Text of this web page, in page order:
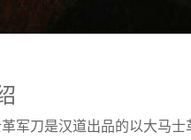
军刀是汉道出品的以大马